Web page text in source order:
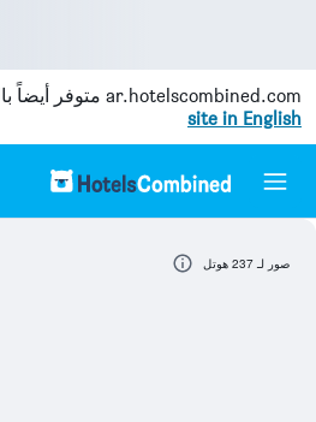
ar.hotelscombined.com متوفر أيضاً
site in English
صور لـ 237 هوتل